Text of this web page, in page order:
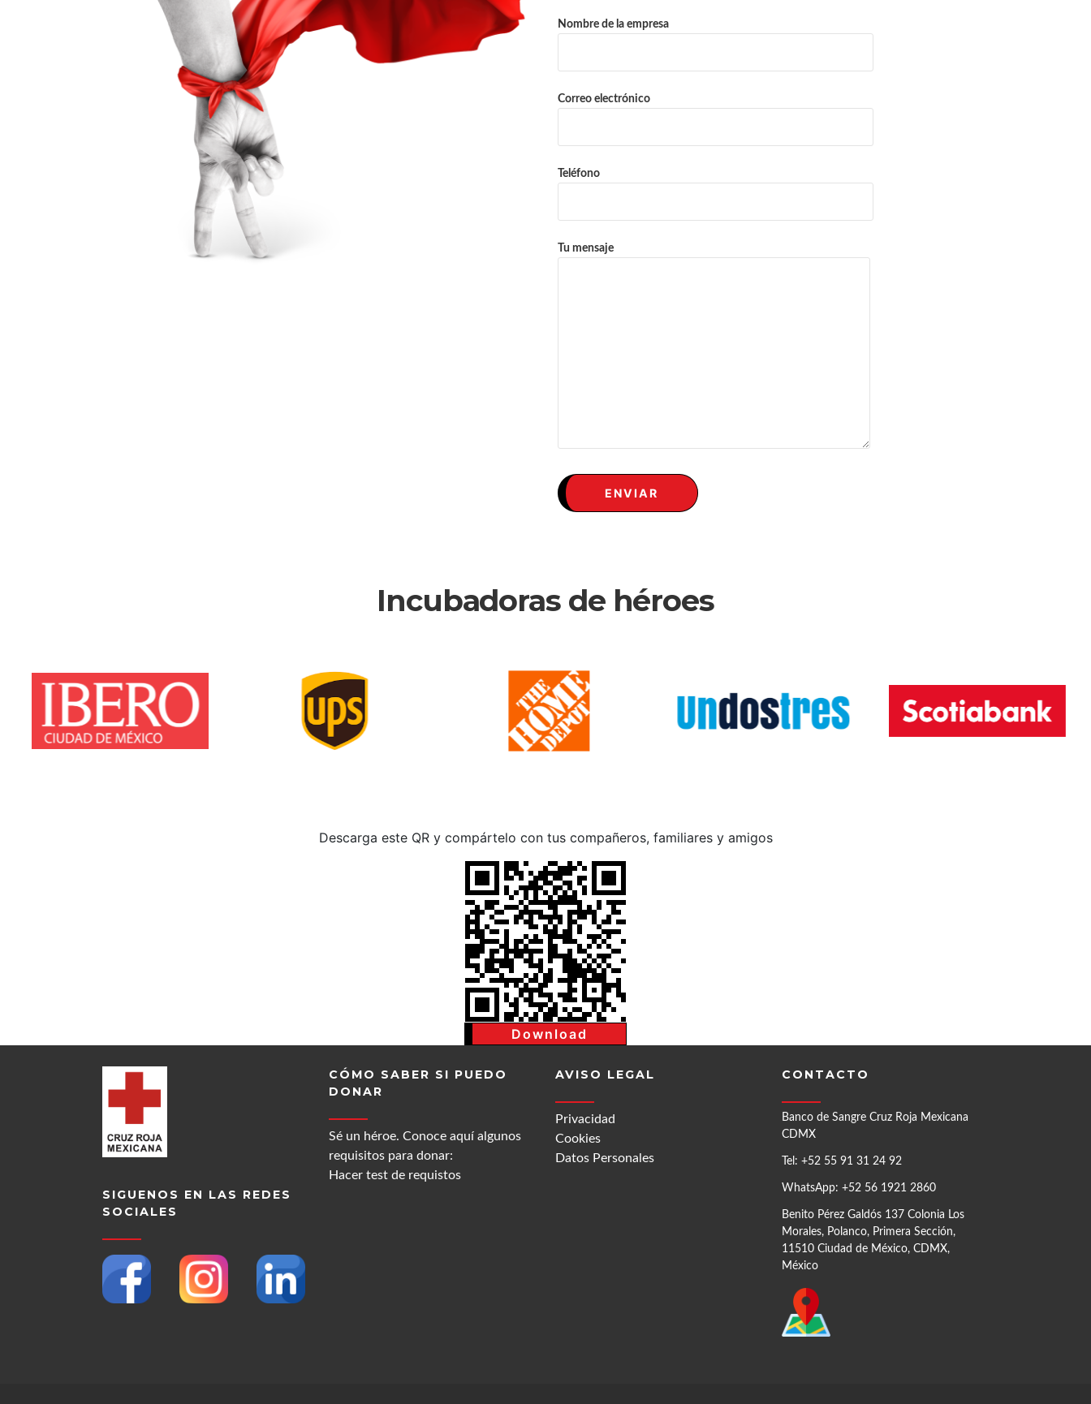
Nombre de la empresa
Correo electrónico
Teléfono
Tu mensaje
Incubadoras de héroes
Descarga este QR y compártelo con tus compañeros, familiares y amigos
Download
SIGUENOS EN LAS REDES
SOCIALES
CÓMO SABER SI PUEDO
DONAR
Sé un héroe. Conoce aquí algunos
requisitos para donar:
Hacer test de requistos
AVISO LEGAL
Privacidad
Cookies
Datos Personales
CONTACTO
Banco de Sangre Cruz Roja Mexicana
CDMX
Tel: +52 55 91 31 24 92
WhatsApp: +52 56 1921 2860
Benito Pérez Galdós 137 Colonia Los
Morales, Polanco, Primera Sección,
11510 Ciudad de México, CDMX,
México